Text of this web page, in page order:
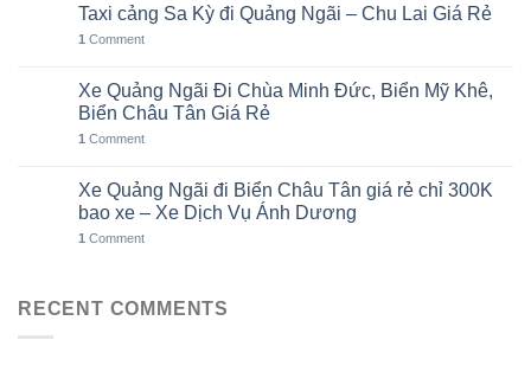
Taxi cảng Sa Kỳ đi Quảng Ngãi – Chu Lai Giá Rẻ
1 Comment
Xe Quảng Ngãi Đi Chùa Minh Đức, Biển Mỹ Khê,
Biển Châu Tân Giá Rẻ
1 Comment
Xe Quảng Ngãi đi Biển Châu Tân giá rẻ chỉ 300K
bao xe – Xe Dịch Vụ Ánh Dương
1 Comment
RECENT COMMENTS